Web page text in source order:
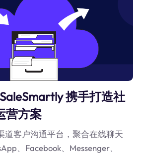
携手打造社
营方案
道客户沟通平台，聚合在线聊天
、Facebook、Messenger、